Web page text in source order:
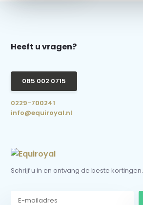
Heeft u vragen?
085 002 0715
0229-700241
info@equiroyal.nl
Schrijf u in en ontvang de beste kortingen.